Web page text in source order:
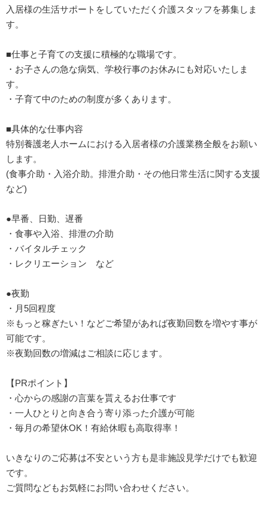
入居様の生活サポートをしていただく介護スタッフを募集しま
す。
■仕事と子育ての支援に積極的な職場です。
・お子さんの急な病気、学校行事のお休みにも対応いたしま
す。
・子育て中のための制度が多くあります。
■具体的な仕事内容
特別養護老人ホームにおける入居者様の介護業務全般をお願い
します。
(食事介助・入浴介助。排泄介助・その他日常生活に関する支援
など)
●早番、日勤、遅番
・食事や入浴、排泄の介助
・バイタルチェック
・レクリエーション など
●夜勤
・月5回程度
※もっと稼ぎたい！などご希望があれば夜勤回数を増やす事が
可能です。
※夜勤回数の増減はご相談に応じます。
【PRポイント】
・心からの感謝の言葉を貰えるお仕事です
・一人ひとりと向き合う寄り添った介護が可能
・毎月の希望休OK！有給休暇も高取得率！
いきなりのご応募は不安という方も是非施設見学だけでも歓迎
です。
ご質問などもお気軽にお問い合わせください。